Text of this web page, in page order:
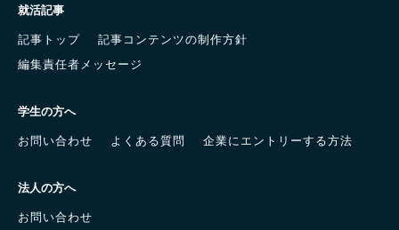
就活記事
記事トップ
記事コンテンツの制作方針
編集責任者メッセージ
学生の方へ
お問い合わせ
よくある質問 企業にエントリーする方法
法人の方へ
お問い合わせ